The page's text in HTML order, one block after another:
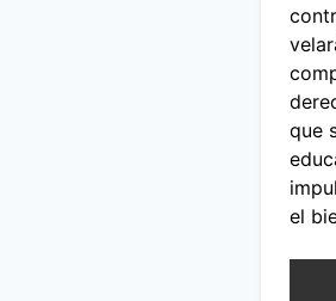
que
el